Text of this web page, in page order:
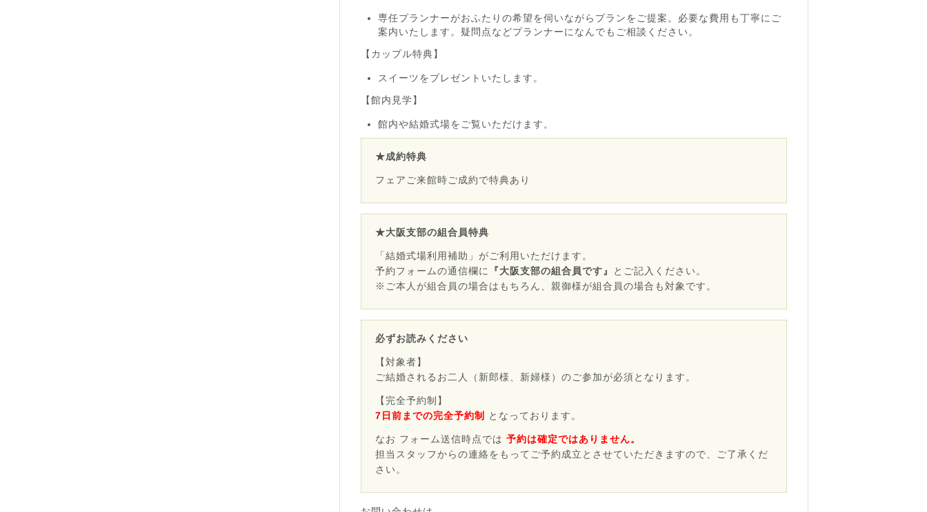
専任プランナーがおふたりの希望を伺いながらプランをご提案。必要な費用も丁寧にご
案内いたします。疑問点などプランナーになんでもご相談ください。
【カップル特典】
スイーツをプレゼントいたします。
【館内見学】
館内や結婚式場をご覧いただけます。
★成約特典
フェアご来館時ご成約で特典あり
★大阪支部の組合員特典
「結婚式場利用補助」がご利用いただけます。
予約フォームの通信欄に
『大阪支部の組合員です』
とご記入ください。
※ご本人が組合員の場合はもちろん、親御様が組合員の場合も対象です。
必ずお読みください
【対象者】
ご結婚されるお二人（新郎様、新婦様）のご参加が必須となります。
【完全予約制】
7日前までの完全予約制
となっております。
なお フォーム送信時点では 予約は確定ではありません。
担当スタッフからの連絡をもってご予約成立とさせていただきますので、ご了承くだ
さい。